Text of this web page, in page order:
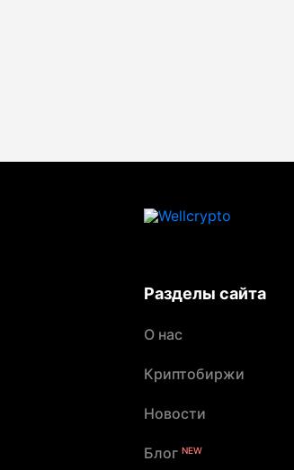
Разделы сайта
О нас
Криптобиржи
Новости
Блог NEW